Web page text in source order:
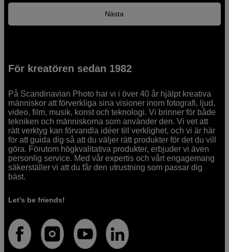
Nästa
För kreatören sedan 1982
På Scandinavian Photo har vi i över 40 år hjälpt kreativa
människor att förverkliga sina visioner inom fotografi, ljud,
video, film, musik, konst och teknologi. Vi brinner för både
tekniken och människorna som använder den. Vi vet att
rätt verktyg kan förvandla idéer till verklighet, och vi är här
för att guida dig så att du väljer rätt produkter för det du vill
göra. Förutom högkvalitativa produkter, erbjuder vi även
personlig service. Med vår expertis och vårt engagemang
säkerställer vi att du får den utrustning som passar dig
bäst.
Let's be friends!